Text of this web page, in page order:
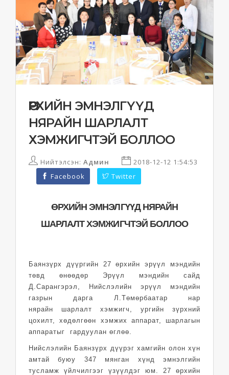
ӨРХИЙН ЭМНЭЛГҮҮД
НЯРАЙН ШАРЛАЛТ
ХЭМЖИГЧТЭЙ БОЛЛОО
Нийтэлсэн: Админ
2018-12-12 1:54:53
Facebook
Twitter
ӨРХИЙН ЭМНЭЛГҮҮД НЯРАЙН
ШАРЛАЛТ ХЭМЖИГЧТЭЙ БОЛЛОО
Баянзүрх дүүргийн 27 өрхийн эрүүл мэндийн
төвд өнөөдөр Эрүүл мэндийн сайд
Д.Сарангэрэл, Нийслэлийн эрүүл мэндийн
газрын дарга Л.Төмөрбаатар нар
нярайн шарлалт хэмжигч, ургийн зүрхний
цохилт, хөдөлгөөн хэмжих аппарат, шарлагын
аппаратыг гардуулан өглөө.
Нийслэлийн Баянзүрх дүүрэг хамгийн олон хүн
амтай буюу 347 мянган хүнд эмнэлгийн
тусламж үйлчилгээг үзүүлдэг юм. 27 өрхийн